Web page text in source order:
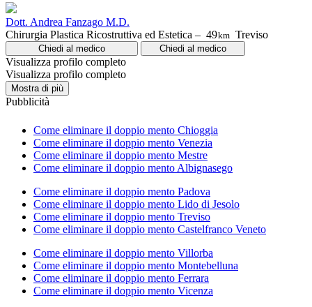
Dott. Andrea Fanzago M.D.
Chirurgia Plastica Ricostruttiva ed Estetica – 49km Treviso
Chiedi al medico Chiedi al medico
Visualizza profilo completo
Visualizza profilo completo
Mostra di più
Pubblicità
Come eliminare il doppio mento Chioggia
Come eliminare il doppio mento Venezia
Come eliminare il doppio mento Mestre
Come eliminare il doppio mento Albignasego
Come eliminare il doppio mento Padova
Come eliminare il doppio mento Lido di Jesolo
Come eliminare il doppio mento Treviso
Come eliminare il doppio mento Castelfranco Veneto
Come eliminare il doppio mento Villorba
Come eliminare il doppio mento Montebelluna
Come eliminare il doppio mento Ferrara
Come eliminare il doppio mento Vicenza